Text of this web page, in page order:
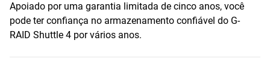
Apoiado por uma garantia limitada de cinco anos, você
pode ter confiança no armazenamento confiável do G-
RAID Shuttle 4 por vários anos.